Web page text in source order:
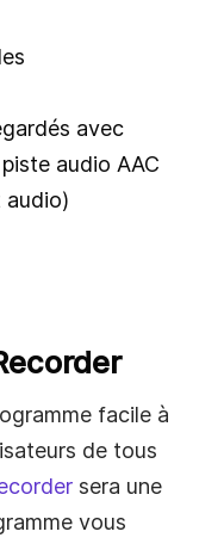
avec
audio AAC
audio)
facile à
de tous
sera une
vous